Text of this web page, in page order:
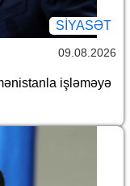
SİYASƏT
09.08.2026
işləməyə